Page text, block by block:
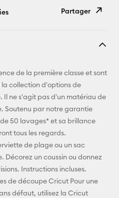
Partager
E-mail
Pinterest
Facebook
de la première classe et sont
collection d'options de
ne s'agit pas d'un matériau de
Soutenu par notre garantie
50 lavages* et sa brillance
tous les regards.
de plage ou un sac
un coussin ou donnez
Instructions incluses.
de découpe Cricut Pour une
défaut, utilisez la Cricut